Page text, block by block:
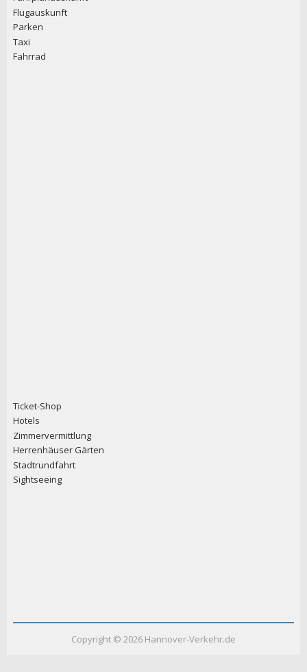
Flugauskunft
Parken
Taxi
Fahrrad
Ticket-Shop
Hotels
Zimmervermittlung
Herrenhäuser Gärten
Stadtrundfahrt
Sightseeing
Copyright © 2026 Hannover-Verkehr.de